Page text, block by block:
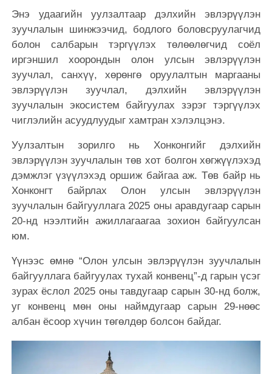
Энэ удаагийн уулзалтаар дэлхийн эвлэрүүлэн
зуучлалын шинжээчид, бодлого боловсруулагчид
болон салбарын тэргүүлэх төлөөлөгчид соёл
иргэншил хоорондын олон улсын эвлэрүүлэн
зуучлал, санхүү, хөрөнгө оруулалтын маргааны
эвлэрүүлэн зуучлал, дэлхийн эвлэрүүлэн
зуучлалын экосистем байгуулах зэрэг тэргүүлэх
чиглэлийн асуудлуудыг хамтран хэлэлцэнэ.
Уулзалтын зорилго нь Хонконгийг дэлхийн
эвлэрүүлэн зуучлалын төв хот болгон хөгжүүлэхэд
дэмжлэг үзүүлэхэд оршиж байгаа аж. Төв байр нь
Хонконгт байрлах Олон улсын эвлэрүүлэн
зуучлалын байгууллага 2025 оны аравдугаар сарын
20-нд нээлтийн ажиллагаагаа зохион байгуулсан
юм.
Үүнээс өмнө “Олон улсын эвлэрүүлэн зуучлалын
байгууллага байгуулах тухай конвенц”-д гарын үсэг
зурах ёслол 2025 оны тавдугаар сарын 30-нд болж,
уг конвенц мөн оны наймдугаар сарын 29-нөөс
албан ёсоор хүчин төгөлдөр болсон байдаг.